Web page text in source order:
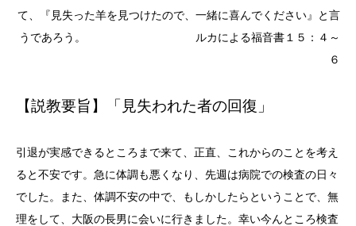
て、『見失った羊を見つけたので、一緒に喜んでください』と言
うであろう。 ルカによる福音書１５：４～
６
【説教要旨】「見失われた者の回復」
引退が実感できるところまで来て、正直、これからのことを考え
ると不安です。急に体調も悪くなり、先週は病院での検査の日々
でした。また、体調不安の中で、もしかしたらということで、無
理をして、大阪の長男に会いに行きました。幸い今んところ検査